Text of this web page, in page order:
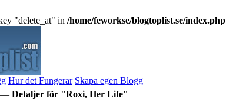
"delete_at" in /home/feworkse/blogtoplist.se/index.php
Hur det Fungerar Skapa egen Blogg
— Detaljer för "Roxi, Her Life"